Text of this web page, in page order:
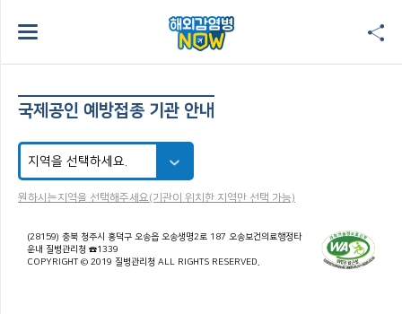
국제공인 예방접종 기관 안내
원하시는지역을 선택해주세요(기관이 위치한 지역만 선택 가능)
(28159) 충북 청주시 흥덕구 오송읍 오송생명2로 187 오송보건의료행정타
운내 질병관리청 ☎1339
COPYRIGHT © 2019 질병관리청 ALL RIGHTS RESERVED.